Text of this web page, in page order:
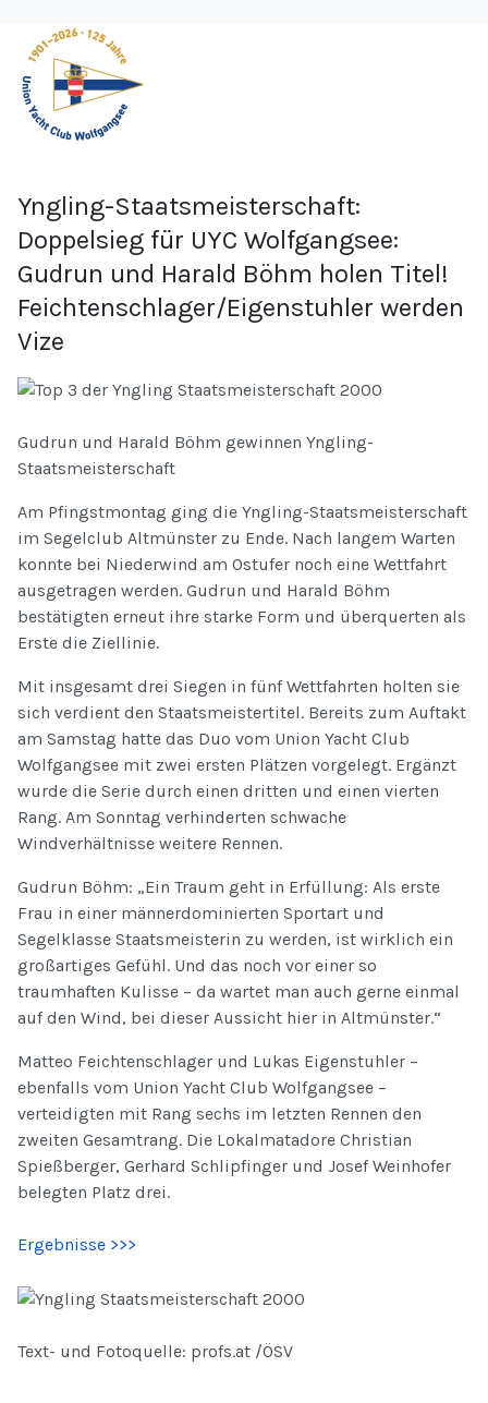
Yngling-Staatsmeisterschaft:
Doppelsieg für UYC Wolfgangsee:
Gudrun und Harald Böhm holen Titel!
Feichtenschlager/Eigenstuhler werden
Vize
Gudrun und Harald Böhm gewinnen Yngling-
Staatsmeisterschaft
Am Pfingstmontag ging die Yngling-Staatsmeisterschaft
im Segelclub Altmünster zu Ende. Nach langem Warten
konnte bei Niederwind am Ostufer noch eine Wettfahrt
ausgetragen werden. Gudrun und Harald Böhm
bestätigten erneut ihre starke Form und überquerten als
Erste die Ziellinie.
Mit insgesamt drei Siegen in fünf Wettfahrten holten sie
sich verdient den Staatsmeistertitel. Bereits zum Auftakt
am Samstag hatte das Duo vom Union Yacht Club
Wolfgangsee mit zwei ersten Plätzen vorgelegt. Ergänzt
wurde die Serie durch einen dritten und einen vierten
Rang. Am Sonntag verhinderten schwache
Windverhältnisse weitere Rennen.
Gudrun Böhm: „Ein Traum geht in Erfüllung: Als erste
Frau in einer männerdominierten Sportart und
Segelklasse Staatsmeisterin zu werden, ist wirklich ein
großartiges Gefühl. Und das noch vor einer so
traumhaften Kulisse – da wartet man auch gerne einmal
auf den Wind, bei dieser Aussicht hier in Altmünster.“
Matteo Feichtenschlager und Lukas Eigenstuhler –
ebenfalls vom Union Yacht Club Wolfgangsee –
verteidigten mit Rang sechs im letzten Rennen den
zweiten Gesamtrang. Die Lokalmatadore Christian
Spießberger, Gerhard Schlipfinger und Josef Weinhofer
belegten Platz drei.
Ergebnisse >>>
Text- und Fotoquelle: profs.at /ÖSV